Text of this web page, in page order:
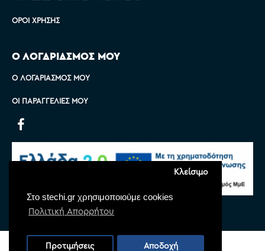
Στο stechi.gr χρησιμοποιούμε cookies
Πολιτική Απορρήτου
Κλείσιμο
Προτιμήσεις Αποδοχή
ΌΡΟΙ ΧΡΉΣΗΣ
Ο ΛΟΓΑΡΙΑΣΜΟΣ ΜΟΥ
Ο ΛΟΓΑΡΙΑΣΜΌΣ ΜΟΥ
ΟΙ ΠΑΡΑΓΓΕΛΊΕΣ ΜΟΥ
Copyright © 2022 Stechi, All Rights Reserved